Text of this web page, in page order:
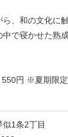
、和の文化に
で寝かせた熟
550円 ※夏期限定
似1条2丁目